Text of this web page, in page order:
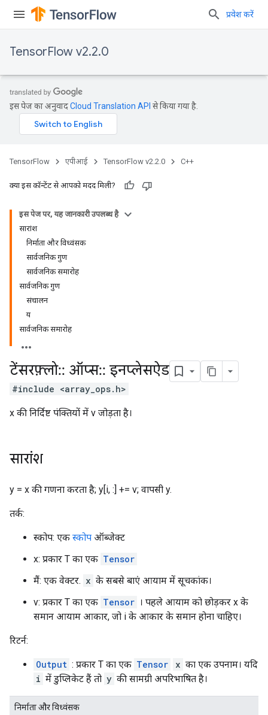
प्रवेश करें
TensorFlow v2.2.0
इस पेज का अनुवादCloud Translation API से किया गया है.
TensorFlow एपीआई TensorFlow v2.2.0 C++
क्या इस कॉन्टेंट से आपको मदद मिली?
इस पेज पर, यह जानकारी उपलब्ध है
सारांश
निर्माता और विध्वंसक
सार्वजनिक गुण
सार्वजनिक समारोह
सार्वजनिक गुण
संचालन
य
सार्वजनिक समारोह
टेंसरफ़्लो:: ऑप्स:: इनप्लेसऐड
#include <array_ops.h>
x की निर्दिष्ट पंक्तियों में v जोड़ता है।
सारांश
y = x की गणना करता है; y[i, :] += v; वापसी y.
तर्क:
स्कोप: एक स्कोप ऑब्जेक्ट
x: प्रकार T का एक Tensor
मैं: एक वेक्टर. x के सबसे बाएं आयाम में सूचकांक।
v: प्रकार T का एक Tensor । पहले आयाम को छोड़कर x के
समान आयाम आकार, जो i के आकार के समान होना चाहिए।
रिटर्न:
Output : प्रकार T का एक Tensor x का एक उपनाम। यदि
i में डुप्लिकेट हैं तो y की सामग्री अपरिभाषित है।
निर्माता और विध्वंसक